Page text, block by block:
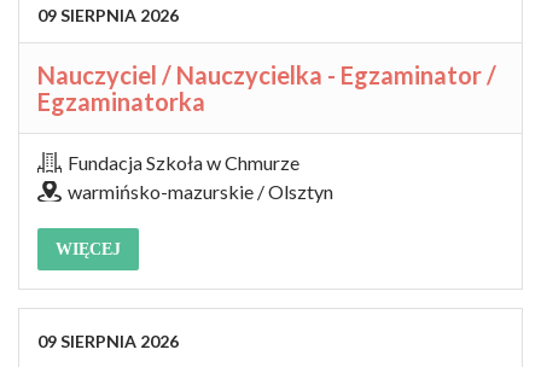
09SIERPNIA 2026
Nauczyciel / Nauczycielka - Egzaminator /
Egzaminatorka
Fundacja Szkoła w Chmurze
warmińsko-mazurskie / Olsztyn
WIĘCEJ
09SIERPNIA 2026